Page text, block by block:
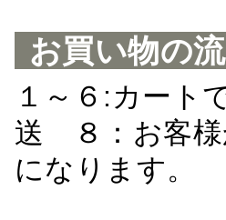
お買い物の
１～６:カート
送 ８：お客様
になります。